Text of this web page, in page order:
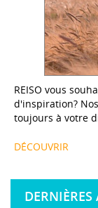
REISO vous
d'inspiration? Nos
toujours à votre
DÉCOUVRIR
DERNIÈRES